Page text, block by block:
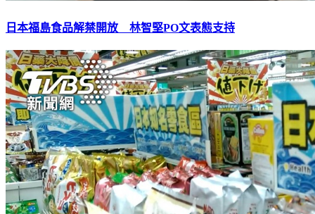
日本福島食品解禁開放 林智堅PO文表態支持